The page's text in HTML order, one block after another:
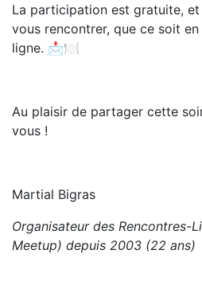
La participation est gratuite,
vous rencontrer, que ce soit
ligne. 📩🍽️
Au plaisir de partager cette
vous !
Martial Bigras
Organisateur des Rencontres-
Meetup) depuis 2003 (22 ans)